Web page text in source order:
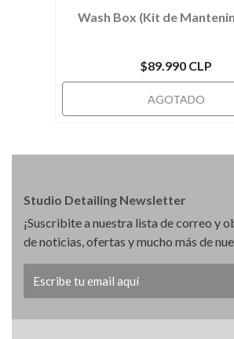
Wash Box (Kit de
$89.990 CLP
AGOTADO
Studio Detailing Newsletter
¡Suscribite a nuestra lista de correo y
de noticias, ofertas y mucho más de